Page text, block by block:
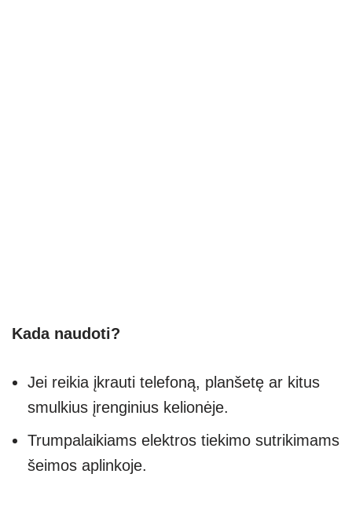
Kada naudoti?
Jei reikia įkrauti telefoną, planšetę ar kitus
smulkius įrenginius kelionėje.
Trumpalaikiams elektros tiekimo sutrikimams
šeimos aplinkoje.